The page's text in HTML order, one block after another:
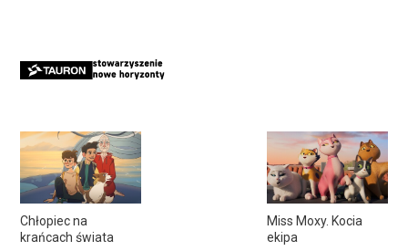
Chłopiec na
krańcach świata
Miss Moxy. Kocia
ekipa